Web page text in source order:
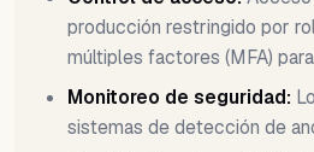
producción restringido por
múltiples factores (MFA)
Monitoreo de seguridad:
sistemas de detección de